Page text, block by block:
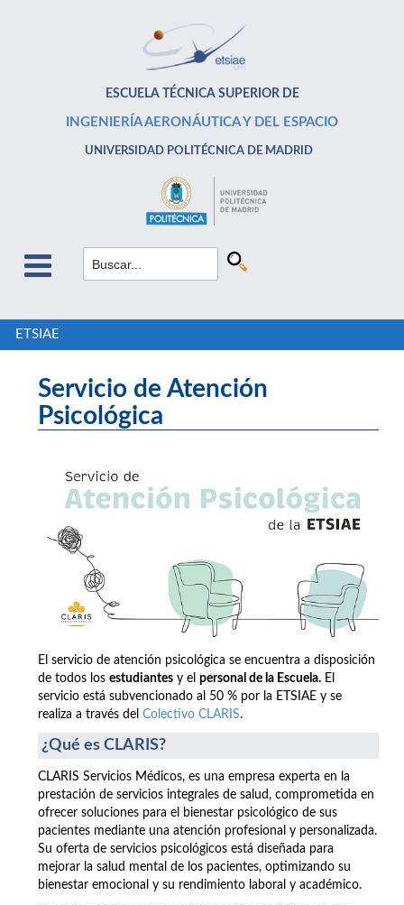
ESCUELA TÉCNICA SUPERIOR DE
INGENIERÍA AERONÁUTICA Y DEL ESPACIO
UNIVERSIDAD POLITÉCNICA DE MADRID
ETSIAE
Servicio de Atención
Psicológica
El servicio de atención psicológica se encuentra a disposición
de todos los estudiantes y el personal de la Escuela. El
servicio está subvencionado al 50 % por la ETSIAE y se
realiza a través del Colectivo CLARIS.
¿Qué es CLARIS?
CLARIS Servicios Médicos, es una empresa experta en la
prestación de servicios integrales de salud, comprometida en
ofrecer soluciones para el bienestar psicológico de sus
pacientes mediante una atención profesional y personalizada.
Su oferta de servicios psicológicos está diseñada para
mejorar la salud mental de los pacientes, optimizando su
bienestar emocional y su rendimiento laboral y académico.